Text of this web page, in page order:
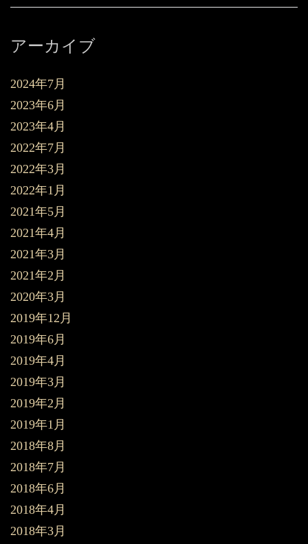
アーカイブ
2024年7月
2023年6月
2023年4月
2022年7月
2022年3月
2022年1月
2021年5月
2021年4月
2021年3月
2021年2月
2020年3月
2019年12月
2019年6月
2019年4月
2019年3月
2019年2月
2019年1月
2018年8月
2018年7月
2018年6月
2018年4月
2018年3月